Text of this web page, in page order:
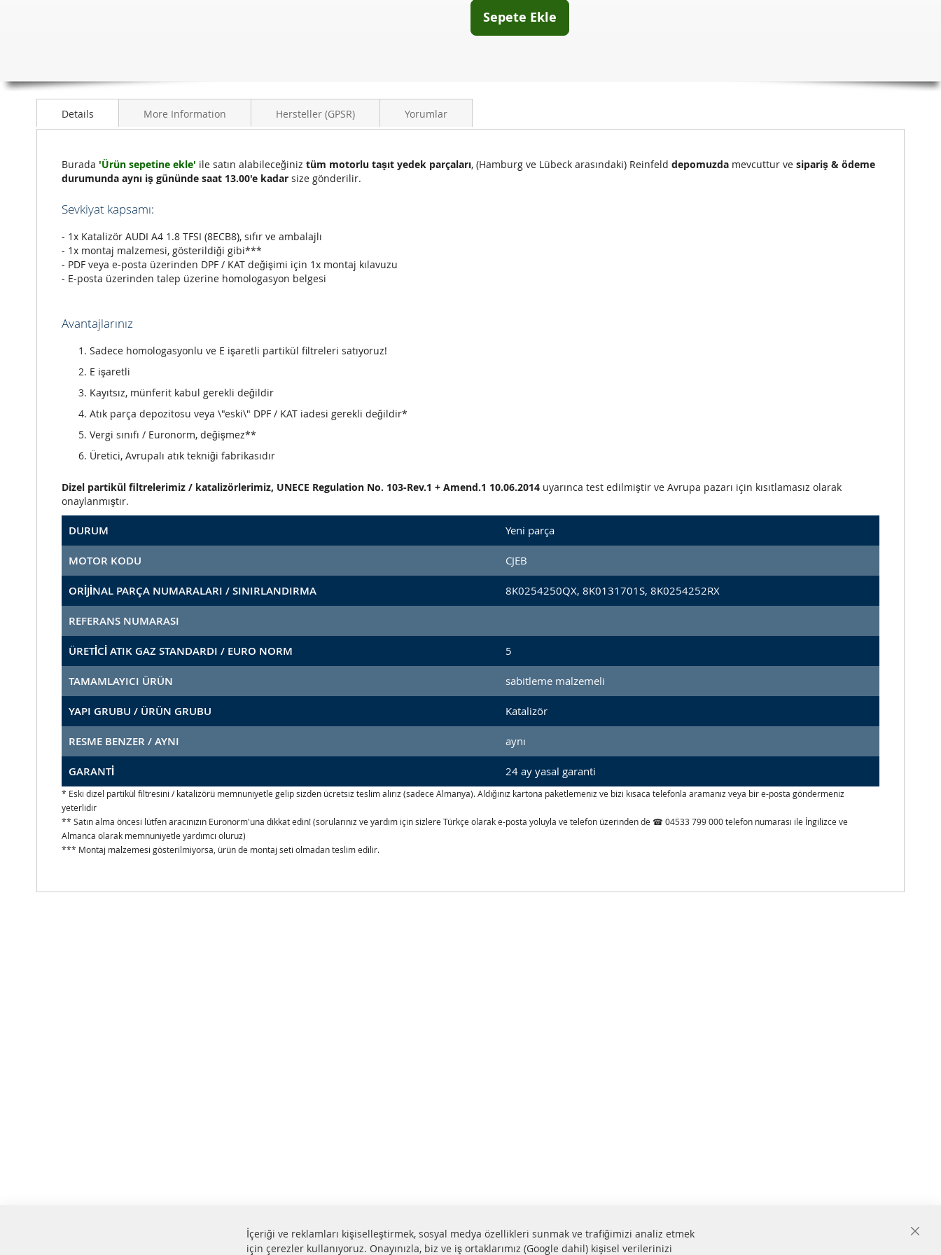
Sepete Ekle
Details More Information Hersteller (GPSR) Yorumlar
Burada 'Ürün sepetine ekle' ile satın alabileceğiniz tüm motorlu taşıt yedek parçaları, (Hamburg ve Lübeck arasındaki) Reinfeld depomuzda mevcuttur ve sipariş & ödeme
durumunda aynı iş gününde saat 13.00'e kadar size gönderilir.
Sevkiyat kapsamı:
- 1x Katalizör AUDI A4 1.8 TFSI (8ECB8), sıfır ve ambalajlı
- 1x montaj malzemesi, gösterildiği gibi***
- PDF veya e-posta üzerinden DPF / KAT değişimi için 1x montaj kılavuzu
- E-posta üzerinden talep üzerine homologasyon belgesi
Avantajlarınız
Sadece homologasyonlu ve E işaretli partikül filtreleri satıyoruz!
E işaretli
Kayıtsız, münferit kabul gerekli değildir
Atık parça depozitosu veya \"eski\" DPF / KAT iadesi gerekli değildir*
Vergi sınıfı / Euronorm, değişmez**
Üretici, Avrupalı atık tekniği fabrikasıdır
Dizel partikül filtrelerimiz / katalizörlerimiz, UNECE Regulation No. 103-Rev.1 + Amend.1 10.06.2014 uyarınca test edilmiştir ve Avrupa pazarı için kısıtlamasız olarak
onaylanmıştır.
DURUM Yeni parça
MOTOR KODU CJEB
ORİJİNAL PARÇA NUMARALARI / SINIRLANDIRMA 8K0254250QX, 8K0131701S, 8K0254252RX
REFERANS NUMARASI
ÜRETİCİ ATIK GAZ STANDARDI / EURO NORM 5
TAMAMLAYICI ÜRÜN sabitleme malzemeli
YAPI GRUBU / ÜRÜN GRUBU Katalizör
RESME BENZER / AYNI aynı
GARANTİ 24 ay yasal garanti
* Eski dizel partikül filtresini / katalizörü memnuniyetle gelip sizden ücretsiz teslim alırız (sadece Almanya). Aldığınız kartona paketlemeniz ve bizi kısaca telefonla aramanız veya bir e-posta göndermeniz
yeterlidir
** Satın alma öncesi lütfen aracınızın Euronorm'una dikkat edin! (sorularınız ve yardım için sizlere Türkçe olarak e-posta yoluyla ve telefon üzerinden de ☎ 04533 799 000 telefon numarası ile İngilizce ve
Almanca olarak memnuniyetle yardımcı oluruz)
*** Montaj malzemesi gösterilmiyorsa, ürün de montaj seti olmadan teslim edilir.
Close
İçeriği ve reklamları kişiselleştirmek, sosyal medya özellikleri sunmak ve trafiğimizi analiz etmek
için çerezler kullanıyoruz. Onayınızla, biz ve iş ortaklarımız (Google dahil) kişisel verilerinizi